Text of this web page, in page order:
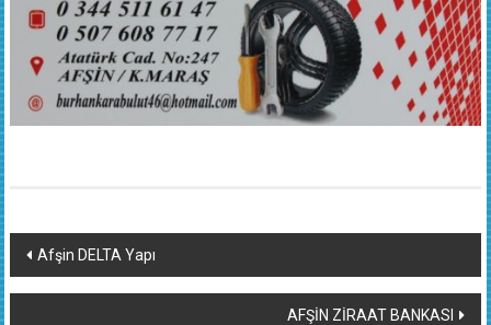
Yazı
dolaşımı
Afşin DELTA Yapı
AFŞİN ZİRAAT BANKASI